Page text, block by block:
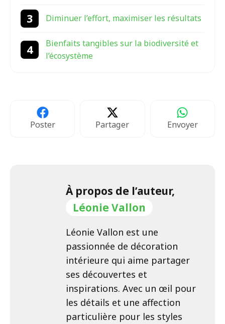
Diminuer l’effort, maximiser les résultats
Bienfaits tangibles sur la biodiversité et
l’écosystème
Poster Partager Envoyer
À propos de l’auteur,
Léonie Vallon
Léonie Vallon est une
passionnée de décoration
intérieure qui aime partager
ses découvertes et
inspirations. Avec un œil pour
les détails et une affection
particulière pour les styles